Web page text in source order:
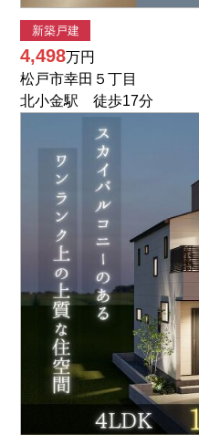
新築戸建
4,498万円
松戸市幸田５丁目
北小金駅 徒歩17分